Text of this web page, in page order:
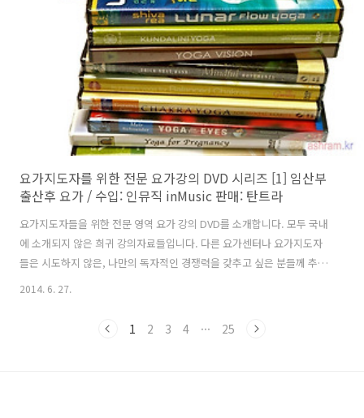
요가지도자를 위한 전문 요가강의 DVD 시리즈 [1] 임산부
출산후 요가 / 수입: 인뮤직 inMusic 판매: 탄트라
요가지도자들을 위한 전문 영역 요가 강의 DVD를 소개합니다. 모두 국내
에 소개되지 않은 희귀 강의자료들입니다. 다른 요가센터나 요가지도자
들은 시도하지 않은, 나만의 독자적인 경쟁력을 갖추고 싶은 분들께 추천
합니다. 영어로 강의되어 있는 원판 DVD이지만 숙지하는 큰 무리는 없을
서 타이틀별 1~2장씩만의 재고만 있으니, 필요하신 분께서는 서둘러서
2014. 6. 27.
1 2 3 4 ··· 25